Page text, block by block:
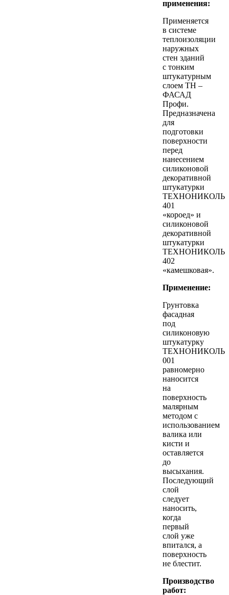
применения:
Применяется
в системе
теплоизоляции
наружных
стен зданий
с тонким
штукатурным
слоем ТН –
ФАСАД
Профи.
Предназначена
для
подготовки
поверхности
перед
нанесением
силиконовой
декоративной
штукатурки
ТЕХНОНИКОЛЬ
401
«короед» и
силиконовой
декоративной
штукатурки
ТЕХНОНИКОЛЬ
402
«камешковая».
Применение:
Грунтовка
фасадная
под
силиконовую
штукатурку
ТЕХНОНИКОЛЬ
001
равномерно
наносится
на
поверхность
малярным
методом с
использованием
валика или
кисти и
оставляется
до
высыхания.
Последующий
слой
следует
наносить,
когда
первый
слой уже
впитался, а
поверхность
не блестит.
Производство
работ: